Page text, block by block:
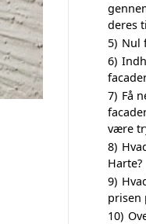
deres
5) Nul
6)
7) Få
være
8)
Harte?
9)
prisen
10)